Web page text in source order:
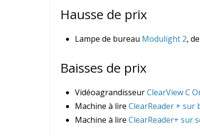
Hausse de prix
Lampe de bureau Modulight 2,
Baisses de prix
VidéoagrandisseurClearView C
Machine à lire ClearReader + sur
Machine à lire ClearReader+ sur